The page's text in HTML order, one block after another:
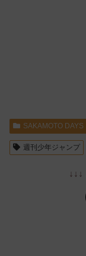
SAKAMOTO DAYS
週刊少年ジャンプ